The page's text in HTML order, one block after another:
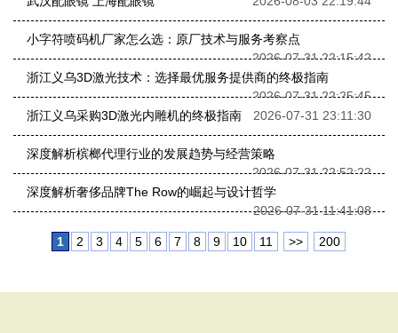
小字符喷码机厂家怎么选：原厂技术与服务考察点
2026-07-31 22:15:42
浙江义乌3D激光技术：选择最优服务提供商的终极指南
2026-07-31 22:25:45
浙江义乌采购3D激光内雕机的终极指南
2026-07-31 23:11:30
深度解析槟榔代理行业的发展趋势与经营策略
2026-07-31 22:52:22
深度解析奢侈品牌The Row的崛起与设计哲学
2026-07-31 11:41:08
1 2 3 4 5 6 7 8 9 10 11 >> 200